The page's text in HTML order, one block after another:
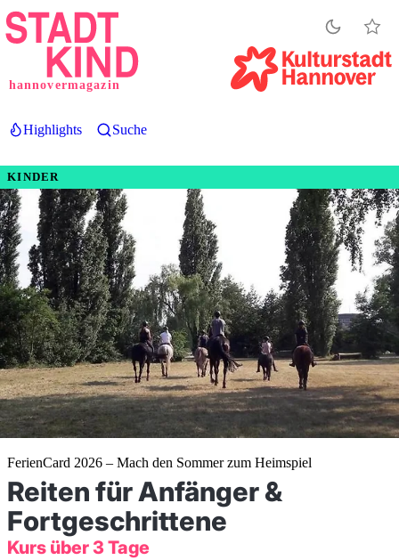
Direkt
zum
hannovermagazin
Highlights Suche
KINDER
FerienCard 2026 – Mach den Sommer zum Heimspiel
Reiten für Anfänger &
Fortgeschrittene
Kurs über 3 Tage